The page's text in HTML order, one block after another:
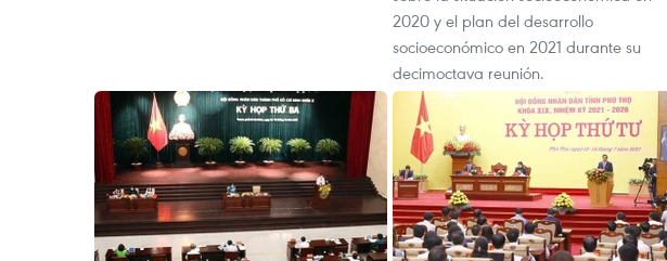
2020 y el plan del desarrollo
socioeconómico en 2021 durante su
decimoctava reunión.